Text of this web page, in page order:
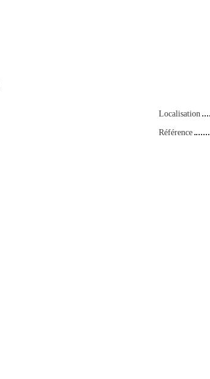
Localisation
Référence